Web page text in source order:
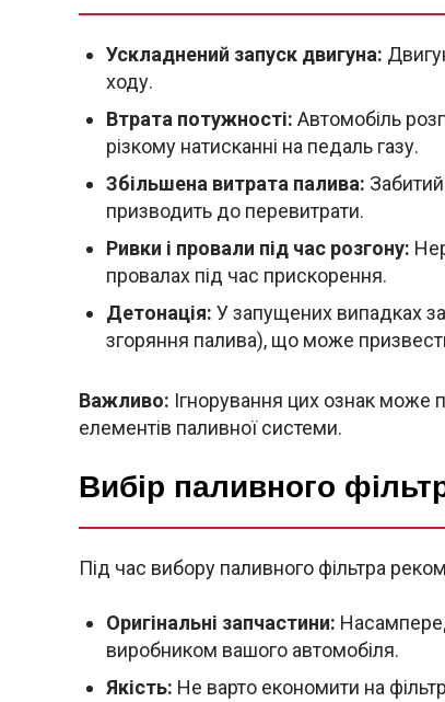
Ускладнений запуск двигуна:
ходу.
Втрата потужності: Автомобіль
різкому натисканні на педаль газу.
Збільшена витрата палива:
призводить до перевитрати.
Ривки і провали під час розгону:
провалах під час прискорення.
Детонація: У запущених випадках
згоряння палива), що може
Важливо: Ігнорування цих ознак може
елементів паливної системи.
Вибір паливного
Під час вибору паливного фільтра
Оригінальні запчастини:
виробником вашого автомобіля.
Якість: Не варто економити на